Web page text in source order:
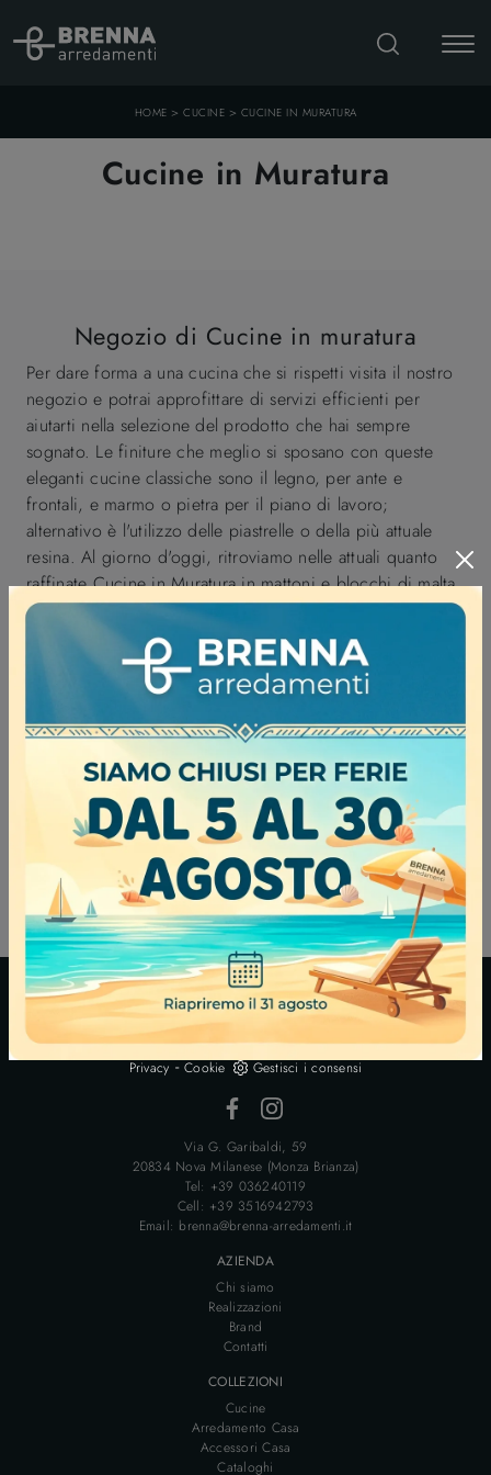
HOME > CUCINE > CUCINE IN MURATURA
Cucine in Muratura
Negozio di Cucine in muratura
Per dare forma a una cucina che si rispetti visita il nostro
negozio e potrai approfittare di servizi efficienti per
aiutarti nella selezione del prodotto che hai sempre
sognato. Le finiture che meglio si sposano con queste
eleganti cucine classiche sono il legno, per ante e
frontali, e marmo o pietra per il piano di lavoro;
alternativo è l'utilizzo delle piastrelle o della più attuale
resina. Al giorno d'oggi, ritroviamo nelle attuali quanto
raffinate Cucine in Muratura in mattoni e blocchi di malta
poi rivestiti di maioliche o piastrelle laccate, le
ambientazioni suggestive, familiari e rustiche, tipiche dei
tempi passati. Il nostro centro espositivo di Cucine in
Muratura seleziona sempre nuovi modelli per offrire a
una cucina di ottima fattura grazie alla guida di uno staff
di arredatori esperti. Queste soluzioni in muratura
possono avere uno stile country di richiamo classico ma
anche un design più moderno e lineare, reso più
"leggero" dall’uso di colori più tenui e di linee
geometriche.
BRENNA ARREDAMENTI S.N.C. DI BRENNA MARCO E ROBERTO
P.IVA 00706280963
Privacy-Cookie Gestisci i consensi
Via G. Garibaldi, 59
20834 Nova Milanese (Monza Brianza)
Tel: +39 036240119
Cell: +39 3516942793
Email: brenna@brenna-arredamenti.it
AZIENDA
Chi siamo
Realizzazioni
Brand
Contatti
COLLEZIONI
Cucine
Arredamento Casa
Accessori Casa
Cataloghi